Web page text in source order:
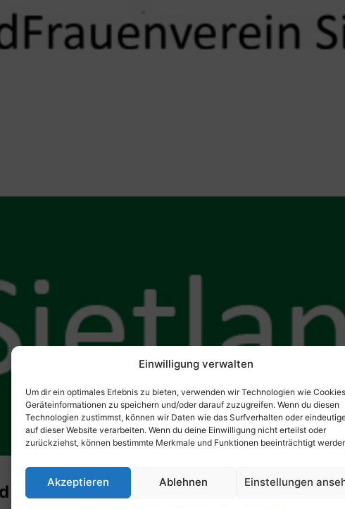
Einwilligung verwalten
Um dir ein optimales Erlebnis zu bieten, verwenden wir Technologien wie
Geräteinformationen zu speichern und/oder darauf zuzugreifen. Wenn du diesen
Technologien zustimmst, können wir Daten wie das Surfverhalten oder
auf dieser Website verarbeiten. Wenn du deine Einwilligung nicht erteilst oder
zurückziehst, können bestimmte Merkmale und Funktionen beeinträchtigt
Akzeptieren Ablehnen Einstellungen
in der Buchhandlung Olivia